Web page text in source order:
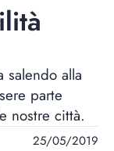
salendo alla
parte
nostre città.
25/05/2019